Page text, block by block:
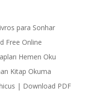
para Sonhar
Free Online
Hemen Oku
Kitap Okuma
| Download PDF